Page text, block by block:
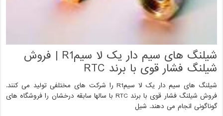
شیلنگ های سیم دار یک لا سیمR1 | فروش
شیلنگ فشار قوی با برند RTC
شیلنگ های سیم دار یک لا سیمR1 را شرکت های مختلفی تولید می کنند.
فروش شیلنگ فشار قوی با برند RTC با سالها سابقه درخشان را فروشگاه های
گوناگونی انجام می دهند. شیل